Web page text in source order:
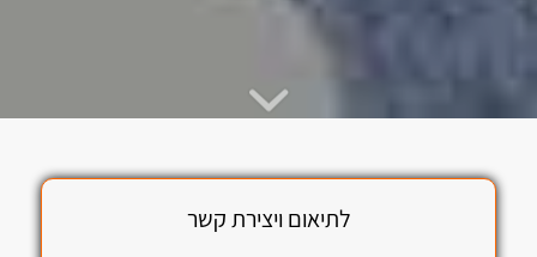
לתיאום ויצירת קשר